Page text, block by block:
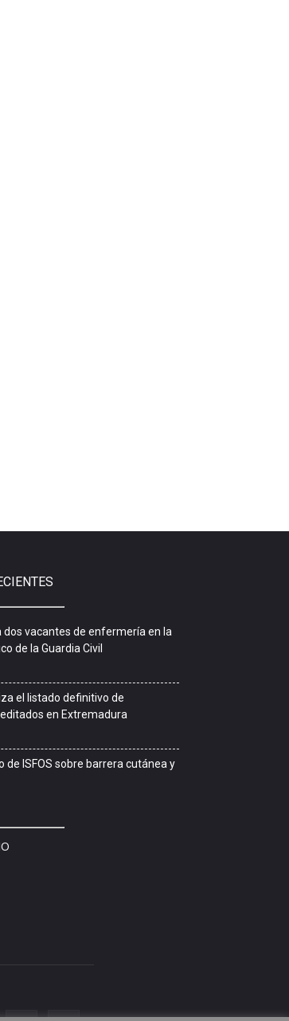
dos vacantes de enfermería en la
de la Guardia Civil
el listado definitivo de
en Extremadura
de ISFOS sobre barrera cutánea y